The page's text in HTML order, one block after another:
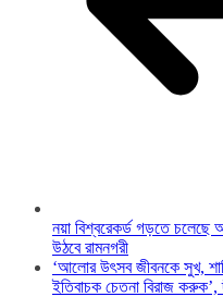
নয়া বিশ্বরেকর্ড গড়তে চলেছে
উঠবে রামনগরী
‘আলোর উৎসব জীবনকে সুখ,
ইতিবাচক চেতনা বিরাজ করুক’,